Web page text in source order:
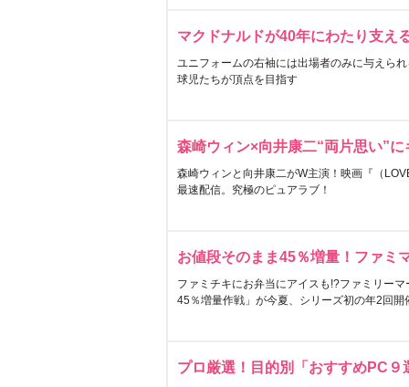
マクドナルドが40年にわたり支え
ユニフォームの右袖には出場者のみに与えら
球児たちが頂点を目指す
森崎ウィン×向井康二“両片思い”
森崎ウィンと向井康二がW主演！映画『（
最速配信。究極のピュアラブ！
お値段そのまま45％増量！ファミ
ファミチキにお弁当にアイスも!?ファミリー
45％増量作戦」が今夏、シリーズ初の年2回開
プロ厳選！目的別「おすすめPC９